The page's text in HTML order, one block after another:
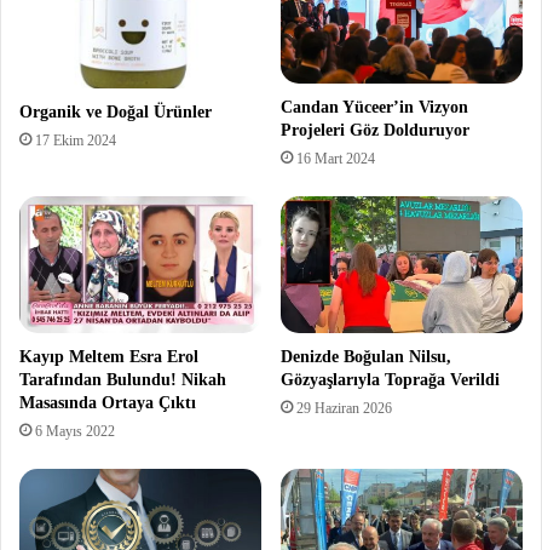
Organik ve Doğal Ürünler
17 Ekim 2024
Candan Yüceer’in Vizyon
Projeleri Göz Dolduruyor
16 Mart 2024
Kayıp Meltem Esra Erol
Tarafından Bulundu! Nikah
Masasında Ortaya Çıktı
6 Mayıs 2022
Denizde Boğulan Nilsu,
Gözyaşlarıyla Toprağa Verildi
29 Haziran 2026